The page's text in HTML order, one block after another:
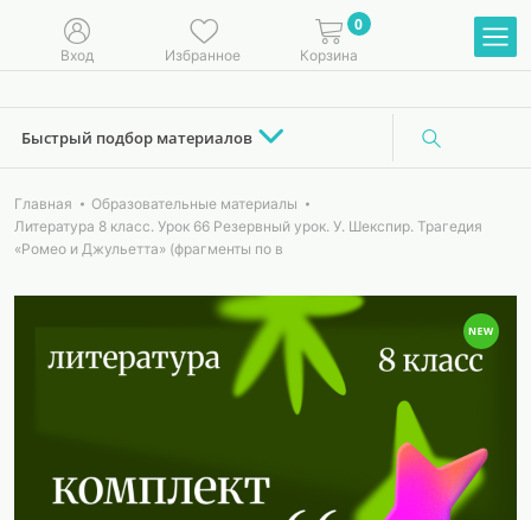
Вход Избранное
0
Корзина
Быстрый подбор материалов
Главная
Образовательные материалы
Литература 8 класс. Урок 66 Резервный урок. У. Шекспир. Трагедия
«Ромео и Джульетта» (фрагменты по в